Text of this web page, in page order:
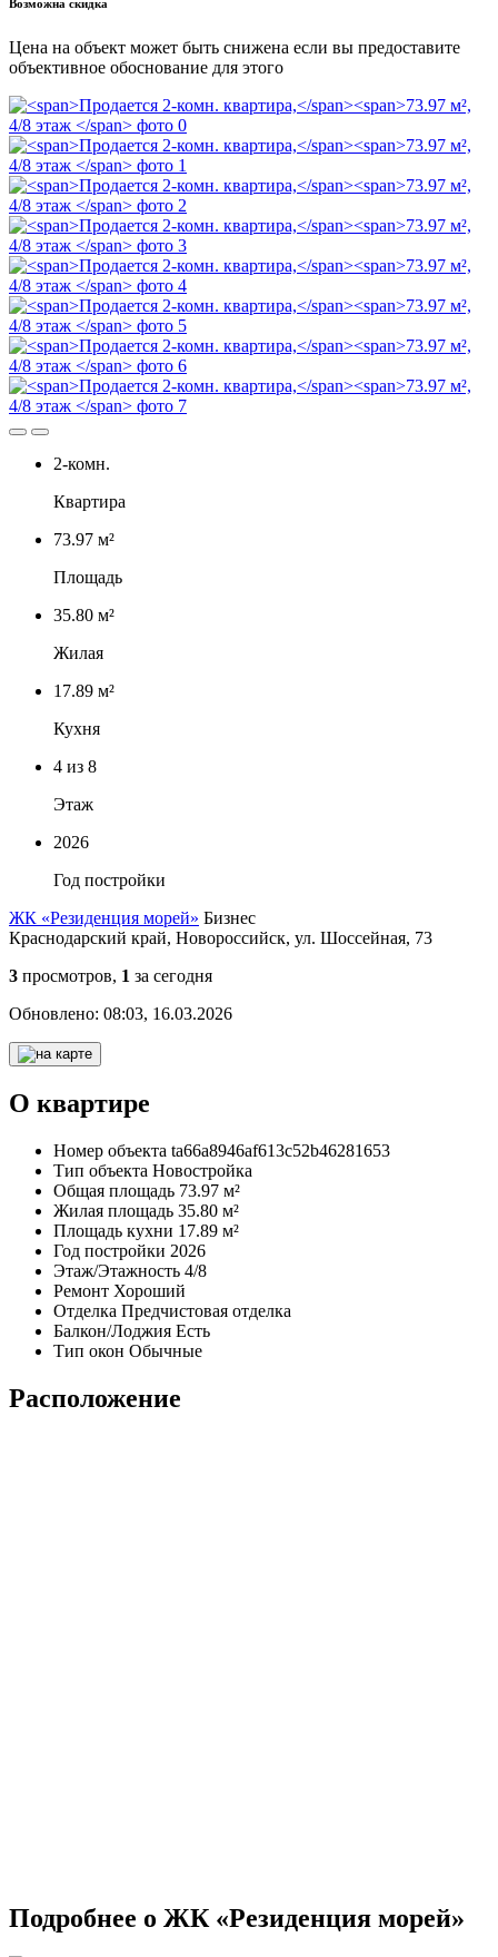
Возможна скидка
Цена на объект может быть снижена если вы предоставите
объективное обоснование для этого
2-комн.
Квартира
73.97 м²
Площадь
35.80 м²
Жилая
17.89 м²
Кухня
4 из 8
Этаж
2026
Год постройки
ЖК «Резиденция морей» Бизнес
Краснодарский край, Новороссийск, ул. Шоссейная, 73
3 просмотров, 1 за сегодня
Обновлено: 08:03, 16.03.2026
О квартире
Номер объекта ta66a8946af613c52b46281653
Тип объекта Новостройка
Общая площадь 73.97 м²
Жилая площадь 35.80 м²
Площадь кухни 17.89 м²
Год постройки 2026
Этаж/Этажность 4/8
Ремонт Хороший
Отделка Предчистовая отделка
Балкон/Лоджия Есть
Тип окон Обычные
Расположение
Подробнее о ЖК «Резиденция морей»